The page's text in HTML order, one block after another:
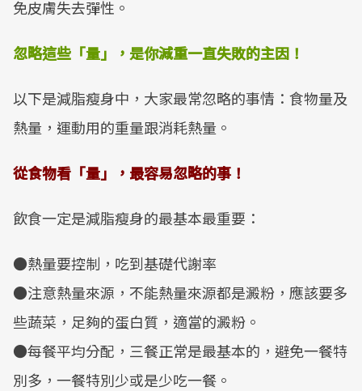
免皮膚失去彈性。
忽略這些「量」，是你減重一直失敗的主因！
以下是減脂瘦身中，大家最常忽略的事情：食物量及
熱量，運動用的重量跟消耗熱量。
從食物看「量」，最容易忽略的事！
飲食一定是減脂瘦身的最基本最重要：
●熱量要控制，吃到基礎代謝率
●注意熱量來源，不能熱量來源都是澱粉，應該要多
些蔬菜，足夠的蛋白質，適當的澱粉。
●每餐平均分配，三餐正常是最基本的，避免一餐特
別多，一餐特別少或是少吃一餐。